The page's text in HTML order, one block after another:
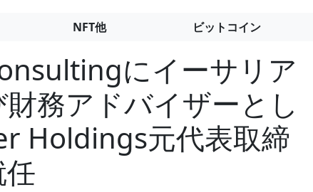
NFT他 ビットコイン
にイーサリア
務アドバイザーとし
Holdings元代表取締